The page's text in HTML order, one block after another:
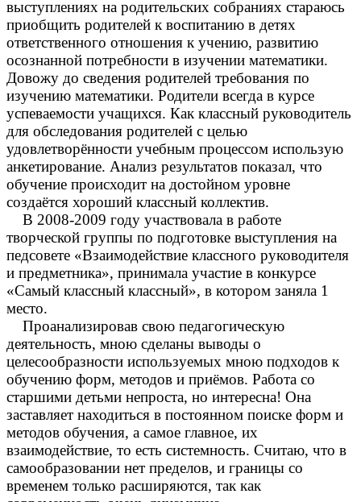
выступлениях на родительских собраниях стараюсь
приобщить родителей к воспитанию в детях
ответственного отношения к учению, развитию
осознанной потребности в изучении математики.
Довожу до сведения родителей требования по
изучению математики. Родители всегда в курсе
успеваемости учащихся. Как классный руководитель
для обследования родителей с целью
удовлетворённости учебным процессом использую
анкетирование. Анализ результатов показал, что
обучение происходит на достойном уровне
создаётся хороший классный коллектив.
В 2008-2009 году участвовала в работе
творческой группы по подготовке выступления на
педсовете «Взаимодействие классного руководителя
и предметника», принимала участие в конкурсе
«Самый классный классный», в котором заняла 1
место.
Проанализировав свою педагогическую
деятельность, мною сделаны выводы о
целесообразности используемых мною подходов к
обучению форм, методов и приёмов. Работа со
старшими детьми непроста, но интересна! Она
заставляет находиться в постоянном поиске форм и
методов обучения, а самое главное, их
взаимодействие, то есть системность. Считаю, что в
самообразовании нет пределов, и границы со
временем только расширяются, так как